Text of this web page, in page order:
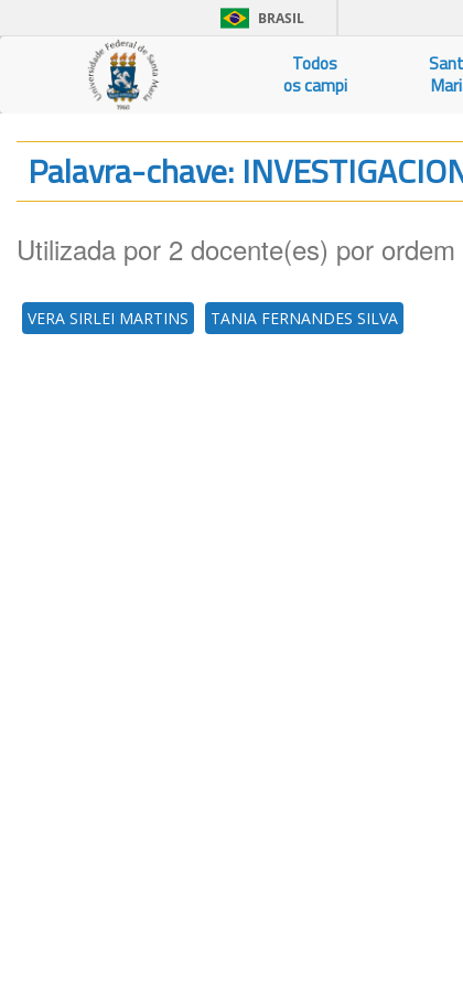
BRASIL
Todos
os campi
Palavra-chave:
Utilizada por 2 docente(es) por
VERA SIRLEI MARTINS TANIA FERNANDES SILVA